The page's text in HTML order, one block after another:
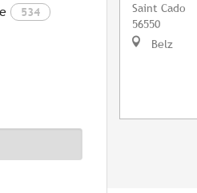
534
Saint Cado
56550
Belz